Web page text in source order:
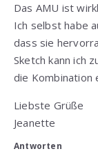
Das AMU ist
Ich selbst habe
dass sie
Sketch kann ich
die Kombination
Liebste Grüße
Jeanette
Antworten